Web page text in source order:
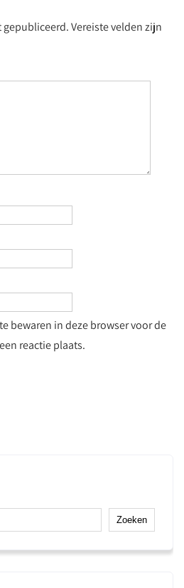
gepubliceerd.Vereiste velden zijn
bewaren in deze browser voor de
reactie plaats.
Zoeken